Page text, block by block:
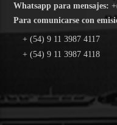
Whatsapp para mensajes:
Para comunicarse con
+ (54) 9 11 3987 4117
+ (54) 9 11 3987 4118